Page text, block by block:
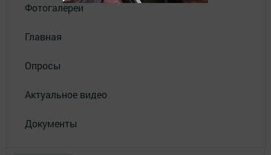
Фотогалереи
Главная
Опросы
Актуальное видео
Документы